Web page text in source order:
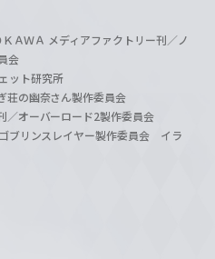
ＡＷＡ メディアファクトリー刊／ノ
会
ット研究所
荘の幽奈さん製作委員会
オーバーロード2製作委員会
ブリンスレイヤー製作委員会 イラ